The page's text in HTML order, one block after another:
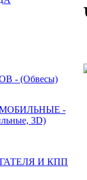
- (Обвесы)
-
3D)
И КПП